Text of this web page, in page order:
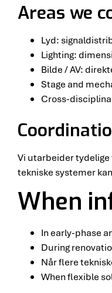
Areas we
Lyd:
Lighting:
Bilde / AV:
Stage and
Cross-
Vi utarbeider
tekniske systemer
When
In early-phase
During
Når flere
When flexible